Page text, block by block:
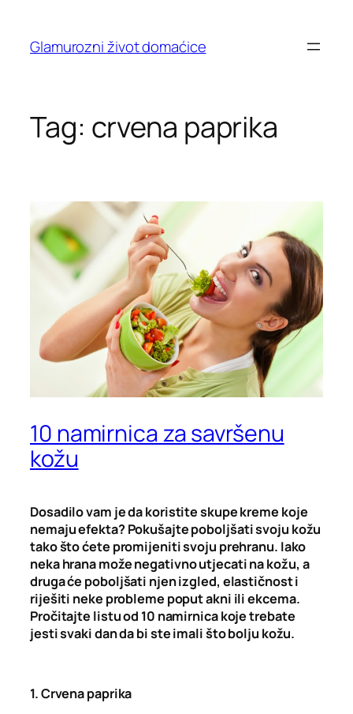
content
Glamurozni život domaćice
Tag: crvena paprika
10 namirnica za savršenu
kožu
Dosadilo vam je da koristite skupe kreme koje
nemaju efekta? Pokušajte poboljšati svoju kožu
tako što ćete promijeniti svoju prehranu. Iako
neka hrana može negativno utjecati na kožu, a
druga će poboljšati njen izgled, elastičnost i
riješiti neke probleme poput akni ili ekcema.
Pročitajte listu od 10 namirnica koje trebate
jesti svaki dan da bi ste imali što bolju kožu.
1. Crvena paprika